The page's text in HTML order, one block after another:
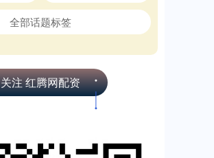
全部话题标签
关注 红腾网配资